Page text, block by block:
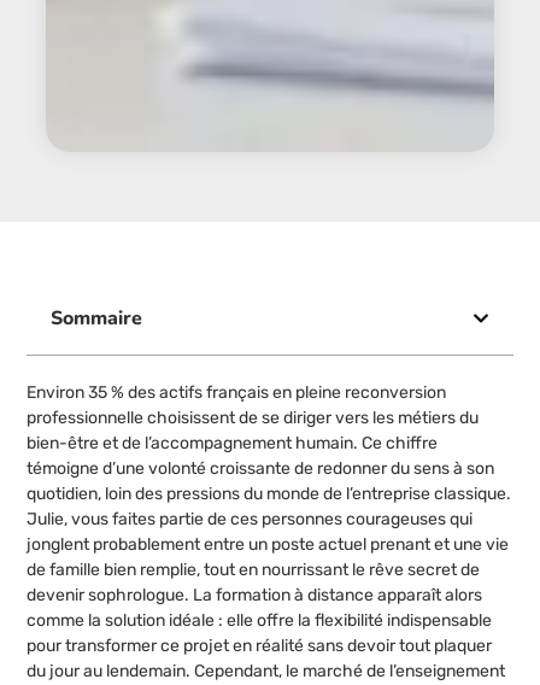
Sommaire
Environ 35 % des actifs français en pleine reconversion
professionnelle choisissent de se diriger vers les métiers du
bien-être et de l’accompagnement humain. Ce chiffre
témoigne d’une volonté croissante de redonner du sens à son
quotidien, loin des pressions du monde de l’entreprise classique.
Julie, vous faites partie de ces personnes courageuses qui
jonglent probablement entre un poste actuel prenant et une vie
de famille bien remplie, tout en nourrissant le rêve secret de
devenir sophrologue. La formation à distance apparaît alors
comme la solution idéale : elle offre la flexibilité indispensable
pour transformer ce projet en réalité sans devoir tout plaquer
du jour au lendemain. Cependant, le marché de l’enseignement